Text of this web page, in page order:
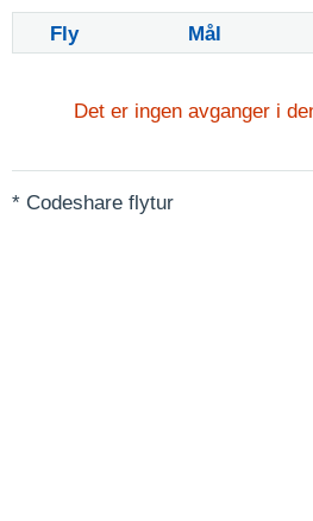
Fly Mål
Det er ingen avganger i
* Codeshare flytur